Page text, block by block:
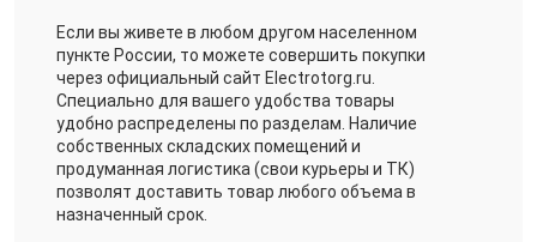
Если вы живете в любом другом населенном
пункте России, то можете совершить покупки
через официальный сайт Electrotorg.ru.
Специально для вашего удобства товары
удобно распределены по разделам. Наличие
собственных складских помещений и
продуманная логистика (свои курьеры и ТК)
позволят доставить товар любого объема в
назначенный срок.